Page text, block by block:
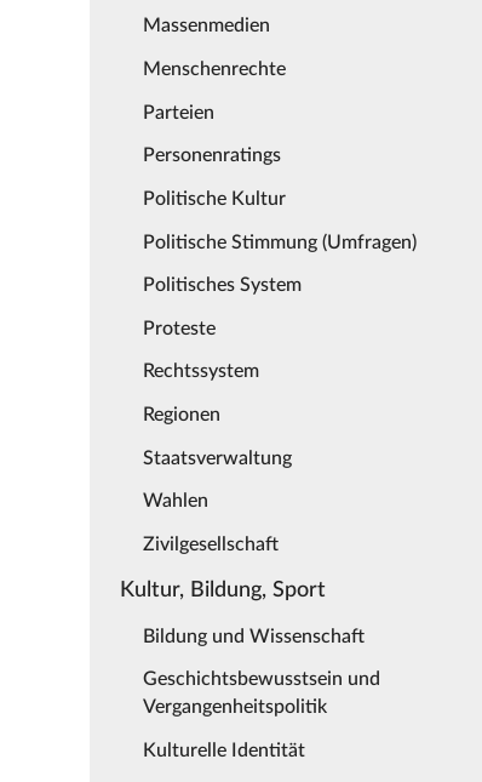
Massenmedien
Menschenrechte
Parteien
Personenratings
Politische Kultur
Politische Stimmung (Umfragen)
Politisches System
Proteste
Rechtssystem
Regionen
Staatsverwaltung
Wahlen
Zivilgesellschaft
Kultur, Bildung, Sport
Bildung und Wissenschaft
Geschichtsbewusstsein und
Vergangenheitspolitik
Kulturelle Identität